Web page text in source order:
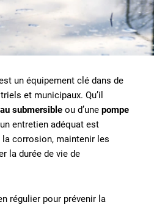
un équipement clé dans de
et municipaux. Qu’il
submersible ou d’unepompe
entretien adéquat est
corrosion, maintenir les
la durée de vie de
régulier pour prévenir la